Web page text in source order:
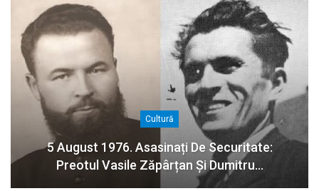
Cultură
5 August 1976. Asasinați De Securitate:
Preotul Vasile Zăpârțan Și Dumitru…